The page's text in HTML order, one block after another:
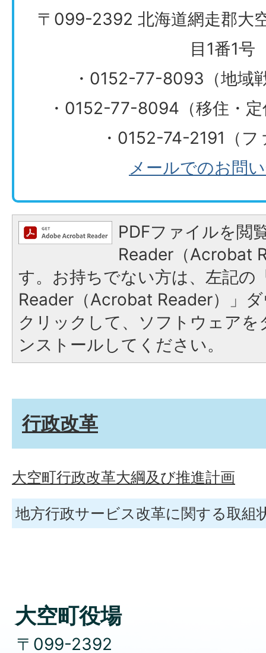
〒099-2392 北海道網走郡大
目1番1号
・0152-77-8093（地域
・0152-77-8094（移住・
・0152-74-2191（
メールでのお問
PDFファイルを閲
Reader（Acrobat
す。お持ちでない方は、左記の
Reader（Acrobat Reader）」
クリックして、ソフトウェア
ンストールしてください。
行政改革
大空町行政改革大綱及び推進計画
地方行政サービス改革に関する取組
大空町役場
〒099-2392